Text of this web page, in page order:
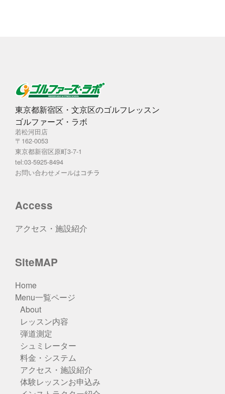
東京都新宿区・文京区のゴルフレッスン
ゴルファーズ・ラボ
若松河田店
〒162-0053
東京都新宿区原町3-7-1
tel:03-5925-8494
お問い合わせメールはコチラ
Access
アクセス・施設紹介
SiteMAP
Home
Menu一覧ページ
About
レッスン内容
弾道測定
シュミレーター
料金・システム
アクセス・施設紹介
体験レッスンお申込み